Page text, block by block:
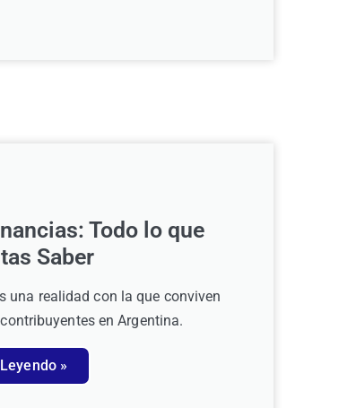
Todo lo que
Saber
una realidad con la que conviven
en Argentina.
»